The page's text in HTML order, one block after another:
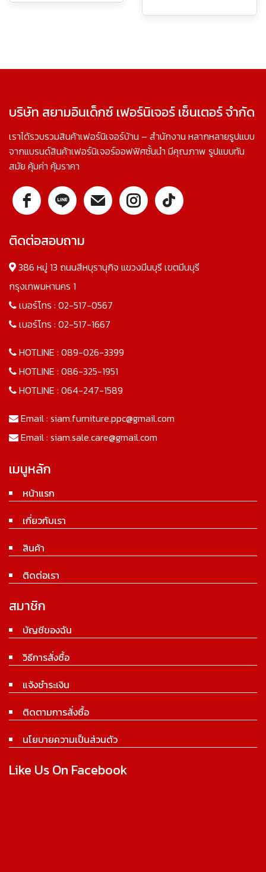
บริษัท สยามอินเด็กซ์ เฟอร์นิเจอร์ เซ็นเตอร์ จำกัด
เราได้รวบรวมสินค้าเฟอร์นิเจอร์บ้าน – สำนักงาน หลากหลายรูปแบบ
จากแบรนด์สินค้าเฟอร์นิเจอร์ออฟฟิศชั้นนำ มีคุณภาพ รูปแบบทัน
สมัย คุ้มค่า คุ้มราคา
ติดต่อสอบถาม
386 หมู่ 13 ถนนสีหบุรานุกิจ แขวงมีนบุรี เขตมีนบุรี
กรุงเทพมหานคร 1
เบอร์โทร : 02-517-0567
เบอร์โทร : 02-517-1667
HOTLINE : 089-026-3399
HOTLINE : 086-325-1951
HOTLINE : 064-247-1589
Email : siam.furniture.ppc@gmail.com
Email : siam.sale.care@gmail.com
เมนูหลัก
หน้าแรก
เกี่ยวกับเรา
สินค้า
ติดต่อเรา
สมาชิก
บัญชีของฉัน
วิธีการสั่งซื้อ
แจ้งชำระเงิน
ติดตามการสั่งซื้อ
นโยบายความเป็นส่วนตัว
Like Us On Facebook